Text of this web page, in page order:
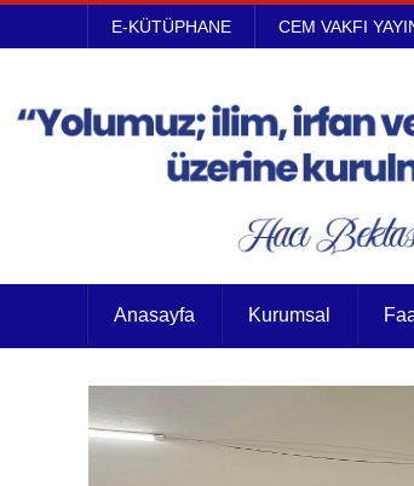
E-KÜTÜPHANE CEM VAKFI
Anasayfa Kurumsal